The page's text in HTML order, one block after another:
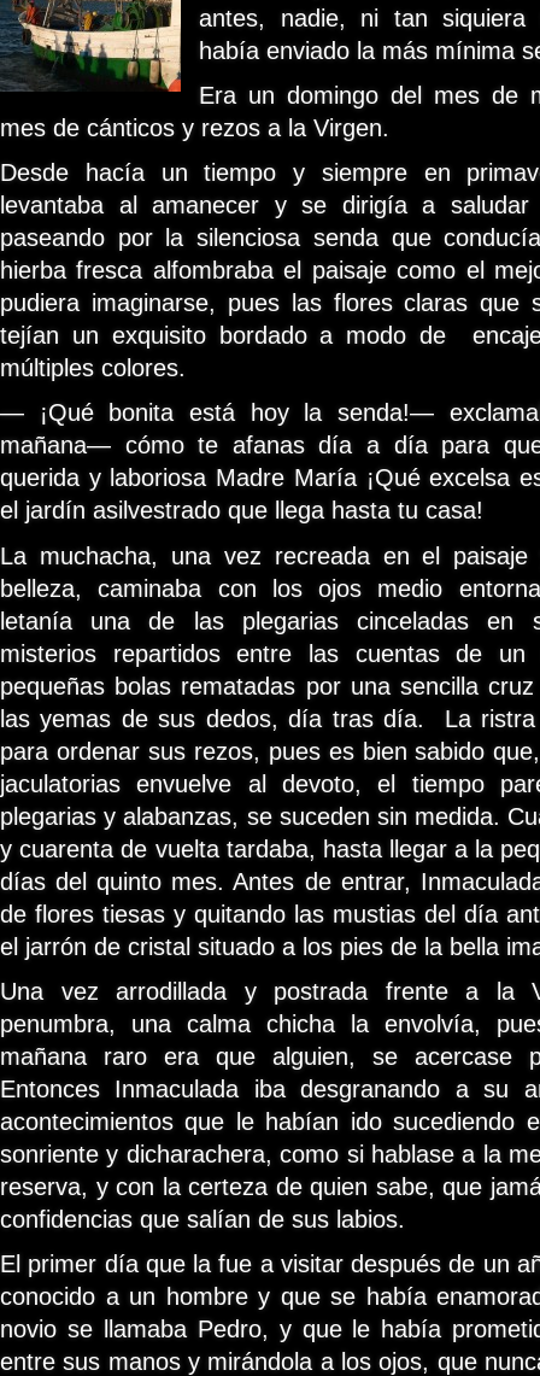
antes, nadie, ni tan
había enviado la más mínima
Era un domingo del mes de
mes de cánticos y rezos a la Virgen.
Desde hacía un tiempo y siempre en
levantaba al amanecer y se dirigía a
paseando por la silenciosa senda que
hierba fresca alfombraba el paisaje como el
pudiera imaginarse, pues las flores claras que
tejían un exquisito bordado a modo de
múltiples colores.
— ¡Qué bonita está hoy la senda!—
mañana— cómo te afanas día a día para
querida y laboriosa Madre María ¡Qué excelsa
el jardín asilvestrado que llega hasta tu casa!
La muchacha, una vez recreada en el
belleza, caminaba con los ojos medio
letanía una de las plegarias cinceladas en
misterios repartidos entre las cuentas de un
pequeñas bolas rematadas por una sencilla
las yemas de sus dedos, día tras día. La
para ordenar sus rezos, pues es bien sabido
jaculatorias envuelve al devoto, el tiempo
plegarias y alabanzas, se suceden sin medida.
y cuarenta de vuelta tardaba, hasta llegar a la
días del quinto mes. Antes de entrar,
de flores tiesas y quitando las mustias del día
el jarrón de cristal situado a los pies de la bella
Una vez arrodillada y postrada frente a la
penumbra, una calma chicha la envolvía,
mañana raro era que alguien, se acercase
Entonces Inmaculada iba desgranando a su
acontecimientos que le habían ido sucediendo
sonriente y dicharachera, como si hablase a la
reserva, y con la certeza de quien sabe, que
confidencias que salían de sus labios.
El primer día que la fue a visitar después de un
conocido a un hombre y que se había
novio se llamaba Pedro, y que le había
entre sus manos y mirándola a los ojos, que